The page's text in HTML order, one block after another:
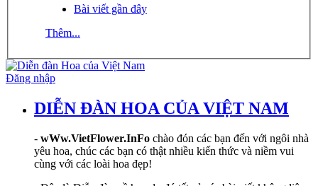
Bài viết gần đây
Thêm...
Đăng nhập
DIỄN ĐÀN HOA CỦA VIỆT NAM
- wWw.VietFlower.InFo chào đón các bạn đến với ngôi nhà
yêu hoa, chúc các bạn có thật nhiều kiến thức và niềm vui
cùng với các loài hoa đẹp!